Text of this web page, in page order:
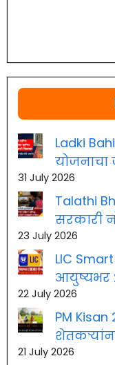
Ladki
योजनाचा
31 July 2026
Talathi
सरकारी
23 July 2026
LIC
आयुष्यभर
22 July 2026
PM
21 July 2026